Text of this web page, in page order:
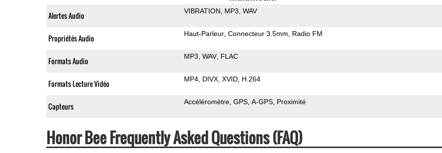
Alertes Audio VIBRATION MP3 WAV
Propriétés Audio Haut-Parleur Connecteur 3.5mm Radio FM
Formats Audio MP3 WAV FLAC
Formats Lecture Vidéo MP4 DIVX XVID H.264
Capteurs Accéléromètre GPS A-GPS Proximité
Honor Bee Frequently Asked Questions (FAQ)